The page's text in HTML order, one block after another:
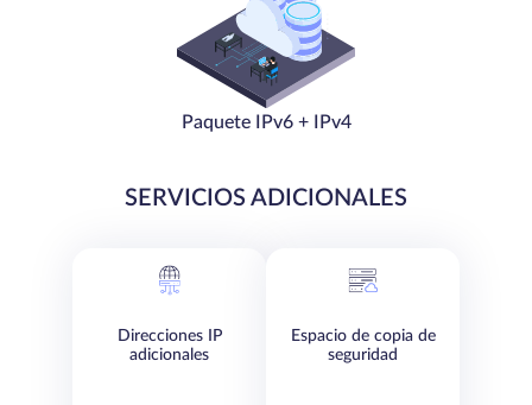
Paquete IPv6 + IPv4
SERVICIOS ADICIONALES
Direcciones IP
adicionales
Espacio de copia de
seguridad